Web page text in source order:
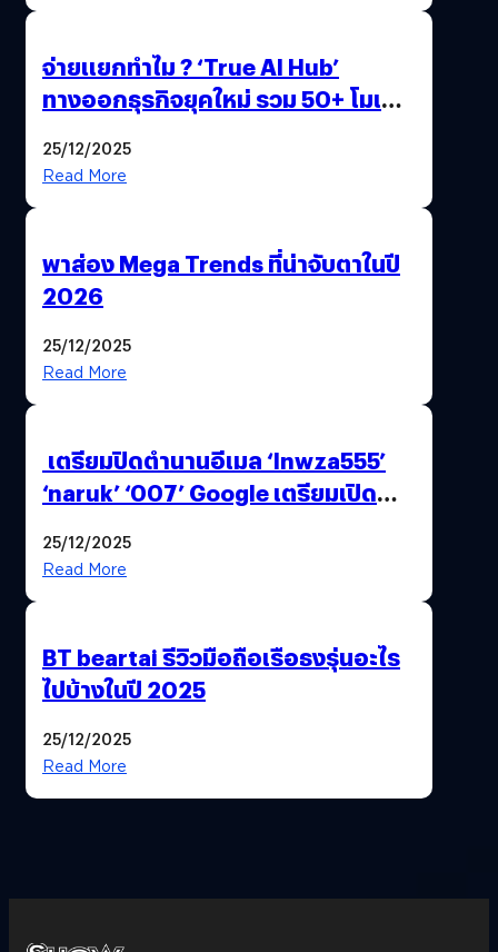
จ่ายแยกทำไม ? ‘True AI Hub’
ทางออกธุรกิจยุคใหม่ รวม 50+ โมเดล
25/12/2025
Read More
พาส่อง Mega Trends ที่น่าจับตาในปี
2026
25/12/2025
Read More
เตรียมปิดตำนานอีเมล ‘lnwza555’
‘naruk’ ‘007’ Google เตรียมเปิด
25/12/2025
Read More
BT beartai รีวิวมือถือเรือธงรุ่นอะไร
ไปบ้างในปี 2025
25/12/2025
Read More